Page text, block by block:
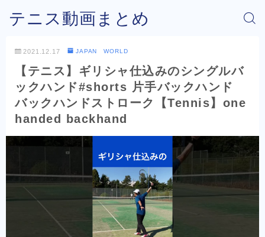
テニス動画まとめ
2021.12.17 JAPAN WORLD
【テニス】ギリシャ仕込みのシングルバ
ックハンド#shorts 片手バックハンド
バックハンドストローク【Tennis】one
handed backhand